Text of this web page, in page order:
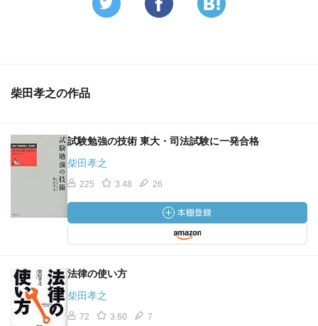
柴田孝之の作品
試験勉強の技術 東大・司法試験に一発合格
柴田孝之
225 3.48 26
法律の使い方
柴田孝之
72 3.60 7